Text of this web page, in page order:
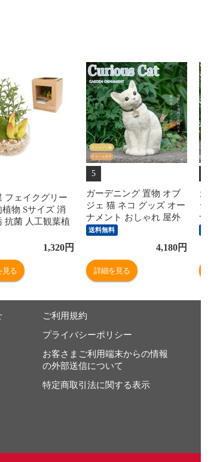
フェイクグリー
植物 Sサイズ 消
抗菌 人工観葉植
ルグリーン おしゃ
ュラル リビング
グ 玄関 キッチ
レ 寄せ植え ガラ
1,320円
見る
5
ガーデニング 置物 オブ
ジェ 猫 ネコ グッズ オー
ナメント おしゃれ 屋外
インテリア 北欧 アンテ
ィーク ナチュラル リア
ル 動物 アニマル ガーデ
ン 雑貨 かわいい ホワイ
ト 白 アイボリー 庭 玄関
キシマ FluffyCat
送料無料
4,180円
詳細を見る
ガー
ジェ
ナメ
ン
ト
キシ
ご利用規約
プライバシーポリシー
お客さまご利用端末からの情報
の外部送信について
特定商取引法に関する表示